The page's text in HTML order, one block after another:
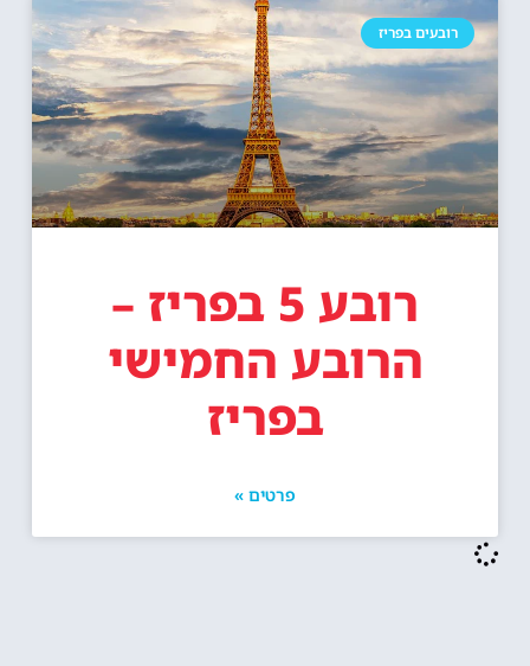
רובעים בפריז
רובע 5 בפריז –
הרובע החמישי
בפריז
פרטים »